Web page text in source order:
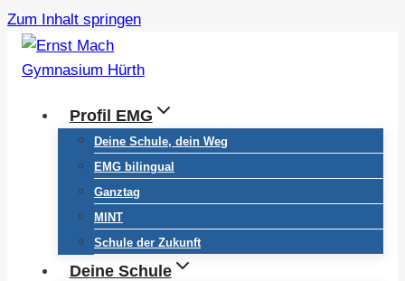
Zum Inhalt springen
Profil EMG
Deine Schule, dein Weg
EMG bilingual
Ganztag
MINT
Schule der Zukunft
Deine Schule